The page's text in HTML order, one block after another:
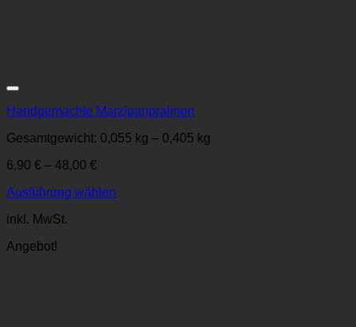
Handgemachte Marzipanpralinen
Gesamtgewicht: 0,055 kg – 0,405 kg
6,90 € – 48,00 €
Ausführung wählen
Produkt
mehrere
inkl. MwSt.
Angebot!